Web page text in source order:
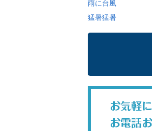
雨に台風
猛暑猛暑